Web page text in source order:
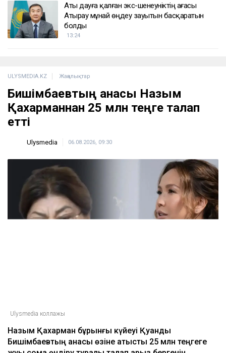
Аты дауға қалған экс-шенеуніктің ағасы
Атырау мұнай өңдеу зауытын басқаратын
болды
13:24
ULYSMEDIA.KZ Жаңалықтар
Бишімбаевтың анасы Назым
Қахарманнан 25 млн теңге талап
етті
Ulysmedia 06.08.2026, 09:30
Ulysmedia коллажы
Назым Қахарман бұрынғы күйеуі Қуандық
Бишімбаевтың анасы өзіне қатысты 25 млн теңгеге